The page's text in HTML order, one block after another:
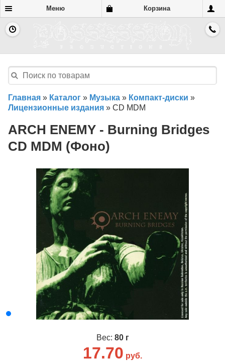
Меню Корзина
Главная » Каталог » Музыка » Компакт-диски »
Лицензионные издания » CD MDM
ARCH ENEMY - Burning Bridges
CD MDM (Фоно)
Вес: 80 г
17.70 руб.